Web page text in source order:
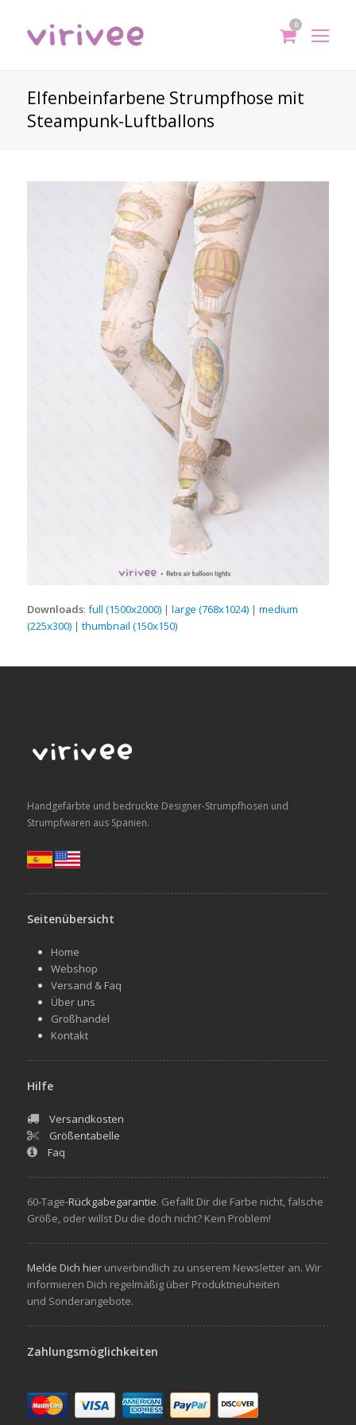
0
Elfenbeinfarbene Strumpfhose mit
Steampunk-Luftballons
Downloads: full (1500x2000)| large (768x1024)| medium
(225x300)| thumbnail (150x150)
Handgefärbte und bedruckte Designer-Strumpfhosen und
Strumpfwaren aus Spanien.
Seitenübersicht
Home
Webshop
Versand & Faq
Über uns
Großhandel
Kontakt
Hilfe
Versandkosten
Größentabelle
Faq
60-Tage-Rückgabegarantie. Gefallt Dir die Farbe nicht, falsche
Größe, oder willst Du die doch nicht? Kein Problem!
Melde Dich hierunverbindlich zu unserem Newsletter an. Wir
informieren Dich regelmäßig über Produktneuheiten
und Sonderangebote.
Zahlungsmöglichkeiten